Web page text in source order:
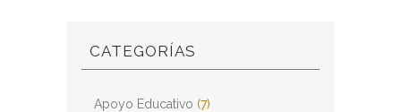
CATEGORÍAS
Apoyo Educativo (7)